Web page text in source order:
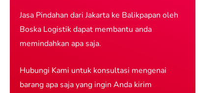
Jasa Pindahan dari Jakarta ke Balikpapan oleh
Boska Logistik dapat membantu anda
memindahkan apa saja.
Hubungi Kami untuk konsultasi mengenai
barang apa saja yang ingin Anda kirim